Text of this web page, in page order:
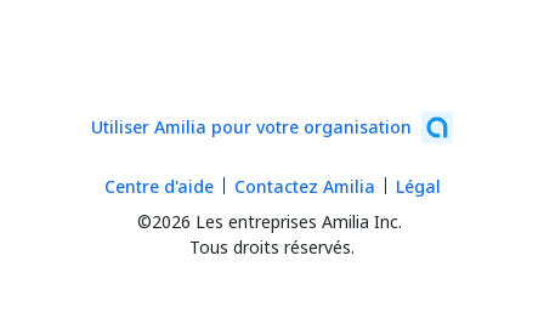
Utiliser Amilia pour votre organisation
©2026 Les entreprises Amilia Inc.
Tous droits réservés.
Centre d'aide Contactez Amilia Légal